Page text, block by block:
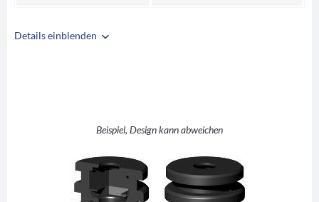
Details einblenden
Beispiel, Design kann abweichen